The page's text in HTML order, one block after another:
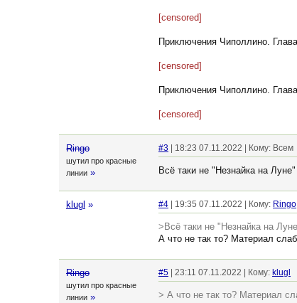
[censored]
Приключения Чиполлино.
[censored]
Приключения Чиполлино.
[censored]
Ringo
шутил про красные
линии »
#3 | 18:23 07.11.2022 | Кому: Всем
Всё таки не "Незнайка на Луне"
klugl » #4 | 19:35 07.11.2022 | Кому: Ringo
>Всё таки не "Незнайка на
А что не так то? Материал
Ringo
шутил про красные
линии »
#5 | 23:11 07.11.2022 | Кому: klugl
> А что не так то? Материал